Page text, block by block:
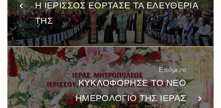
Η ΙΕΡΙΣΣΟΣ ΕΟΡΤΑΣΕ ΤΑ ΕΛΕΥΘΕΡΙΑ
ΤΗΣ
Επόμενο
ΚΥΚΛΟΦΟΡΗΣΕ ΤΟ ΝΕΟ
ΗΜΕΡΟΛΟΓΙΟ ΤΗΣ ΙΕΡΑΣ